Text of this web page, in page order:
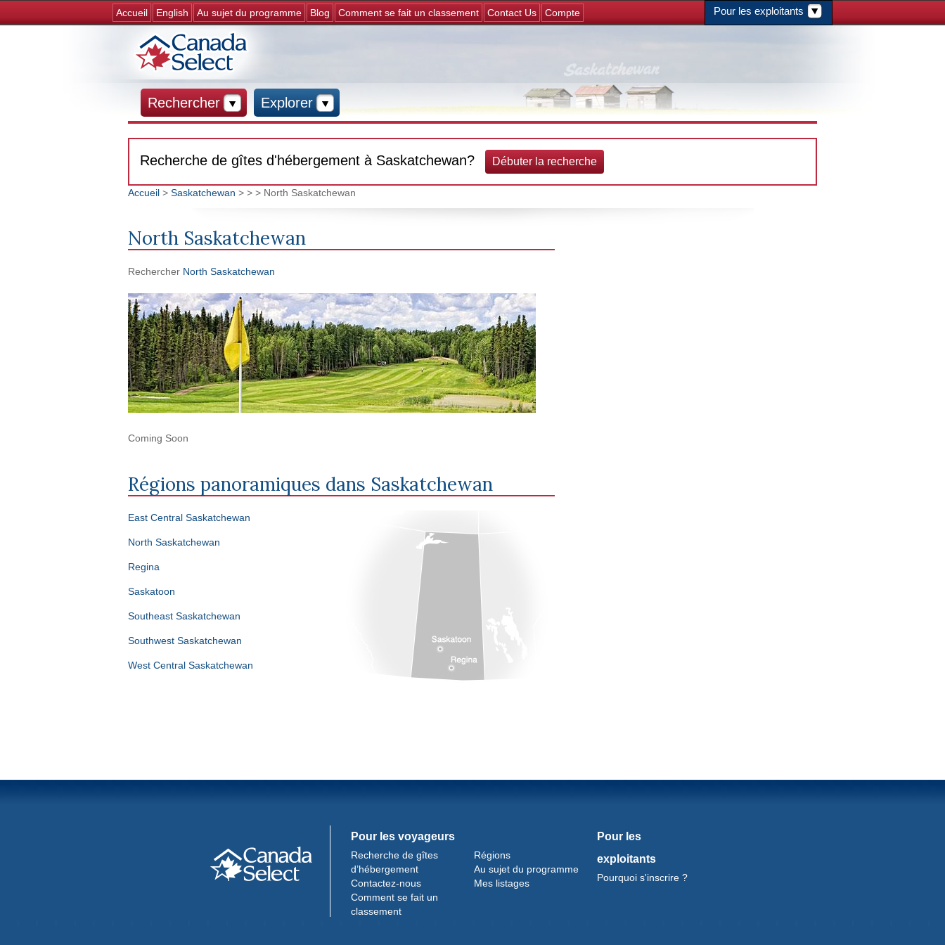
Jump to navigation
Accueil English Au sujet du programme Blog Pour les exploitants
Comment se fait un classement Contact Us Compte
Rechercher Explorer
Recherche de gîtes d'hébergement à Saskatchewan? Débuter la recherche
Accueil > Saskatchewan > > > North Saskatchewan
North Saskatchewan
Rechercher North Saskatchewan
Coming Soon
Régions panoramiques dans Saskatchewan
East Central Saskatchewan
North Saskatchewan
Regina
Saskatoon
Southeast Saskatchewan
Southwest Saskatchewan
West Central Saskatchewan
Pour les voyageurs
Recherche de gîtes
d’hébergement
Régions
Au sujet du programme
Contactez-nous
Mes listages
Comment se fait un
classement
Pour les
exploitants
Pourquoi s'inscrire ?